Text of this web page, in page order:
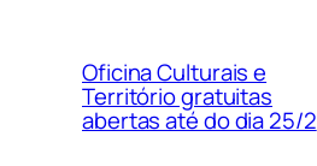
Oficina Culturais e
Território gratuitas
abertas até do dia 25/2